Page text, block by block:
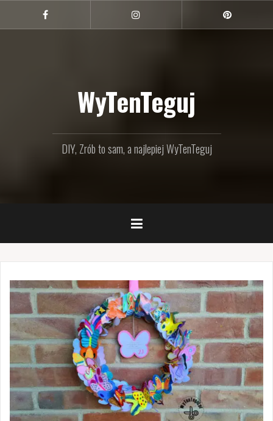
treści
Facebook
WyTenTeguj
DIY, Zrób to sam, a najlepiej WyTenTeguj